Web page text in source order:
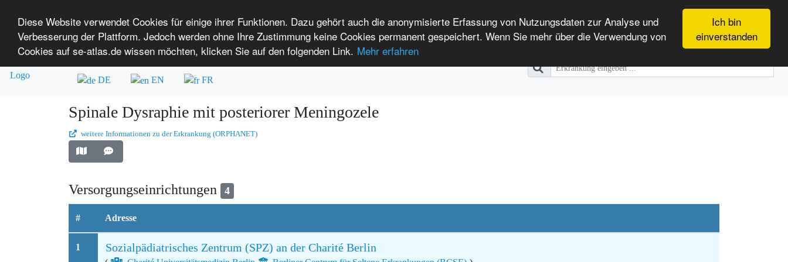
Ich bin
einverstanden
Diese Website verwendet Cookies für einige ihrer Funktionen. Dazu gehört auch die anonymisierte Erfassung von Nutzungsdaten zur Analyse und
Verbesserung der Plattform. Jedoch werden ohne Ihre Zustimmung keine Cookies permanent gespeichert. Wenn Sie mehr über die Verwendung von
Cookies auf se-atlas.de wissen möchten, klicken Sie auf den folgenden Link. Mehr erfahren
SE-ATLAS
Versorgungsatlas für Menschen mit seltenen Erkrankungen
Überblick über Einrichtungen Über uns Anmelden Leichte Sprache International Patients
DE EN FR
Spinale Dysraphie mit posteriorer Meningozele
weitere Informationen zu der Erkrankung (ORPHANET)
Versorgungseinrichtungen 4
# Adresse
1 Sozialpädiatrisches Zentrum (SPZ) an der Charité Berlin